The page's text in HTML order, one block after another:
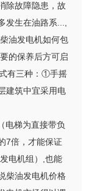
除故障隐患，故
发生在油路系...,
油发电机如何包
的保养后方可启
有三种：①手摇
建筑中宜采用电
电梯为直接带负
7倍，才能保证
电机组）,也能
柴油发电机价格